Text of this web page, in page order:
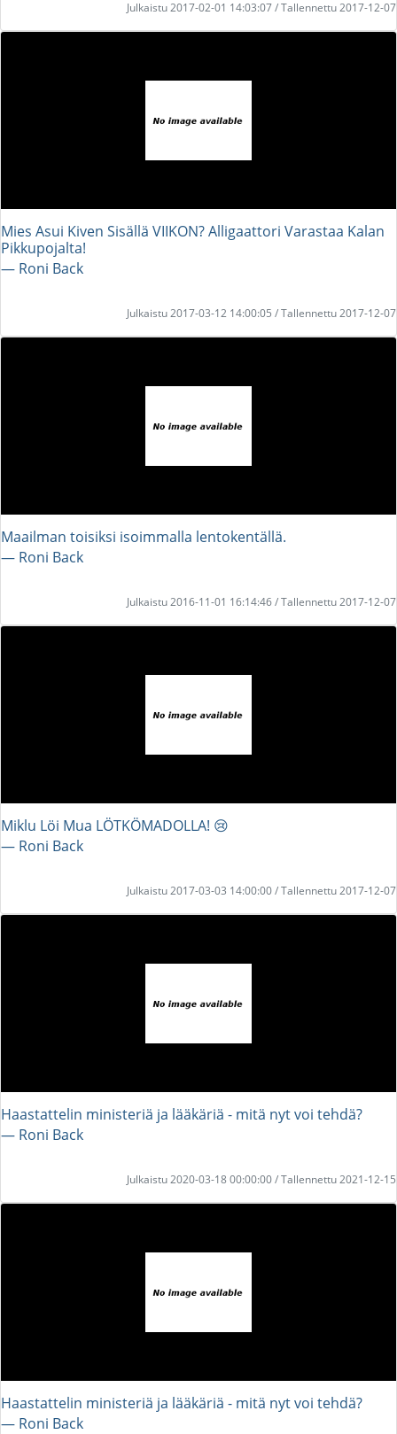
Julkaistu 2017-02-01 14:03:07 / Tallennettu 2017-12-07
Mies Asui Kiven Sisällä VIIKON? Alligaattori Varastaa Kalan
Pikkupojalta!
― Roni Back
Julkaistu 2017-03-12 14:00:05 / Tallennettu 2017-12-07
Maailman toisiksi isoimmalla lentokentällä.
― Roni Back
Julkaistu 2016-11-01 16:14:46 / Tallennettu 2017-12-07
Miklu Löi Mua LÖTKÖMADOLLA! 😢
― Roni Back
Julkaistu 2017-03-03 14:00:00 / Tallennettu 2017-12-07
Haastattelin ministeriä ja lääkäriä - mitä nyt voi tehdä?
― Roni Back
Julkaistu 2020-03-18 00:00:00 / Tallennettu 2021-12-15
Haastattelin ministeriä ja lääkäriä - mitä nyt voi tehdä?
― Roni Back